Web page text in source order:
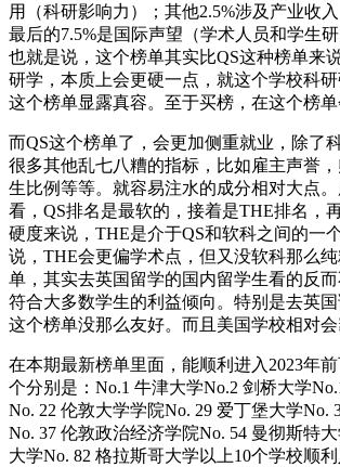
用（科研影响力）；其他2.5%涉及产业收
最后的7.5%是国际声望（学术人员和学生研
也就是说，这个榜单其实比QS这种榜单来
研学，本质上会更硬一点，就这个学校科
这个榜单显露真容。至于买榜，在这个榜单
而QS这个榜单了，会更加侧重就业，除了
很多其他乱七八糟的指标，比如雇主声誉
生比例等等。就容易注水的成分相对大点
看，QS排名是最软的，接着是THE排名，
硬度来说，THE是介于QS和软科之间的一
说，THE会更偏学术点，但又没软科那么
单，其实去英国留学的国内留学生看的反
符合大多数学生的利益倾向。特别是去英国
这个榜单没那么友好。而且美国学校相对会
在本期最新榜单里面，能顺利进入2023年
个分别是：No.1 牛津大学No.2 剑桥大学
No. 22 伦敦大学学院No. 29 爱丁堡大学No.
No. 37 伦敦政治经济学院No. 54 曼彻斯特
大学No. 82 格拉斯哥大学以上10个学校顺